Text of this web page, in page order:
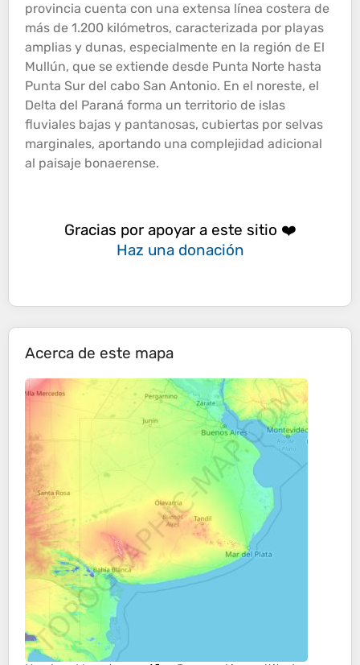
provincia cuenta con una extensa línea costera de
más de 1.200 kilómetros, caracterizada por playas
amplias y dunas, especialmente en la región de El
Mullún, que se extiende desde Punta Norte hasta
Punta Sur del cabo San Antonio. En el noreste, el
Delta del Paraná forma un territorio de islas
fluviales bajas y pantanosas, cubiertas por selvas
marginales, aportando una complejidad adicional
al paisaje bonaerense.
Gracias por apoyar a este sitio ❤️
Haz una donación
Acerca de este mapa